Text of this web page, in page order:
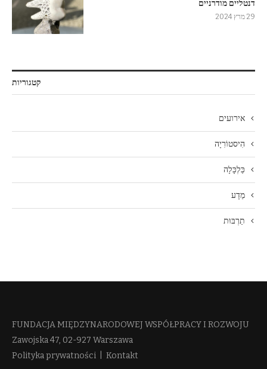
דנטליים מודרניים
29 מרץ 2024
קטגוריות
אירועים
הִיסטוֹרִיָה
כַּלְכָּלָה
מַדָע
תַרְבּוּת
FUNDACJA MIĘDZYNARODOWEJ WSPÓŁPRACY I ROZWOJU​
Zawojska 47, 02-927 Warszawa
Polityka prywatności
Kontakt